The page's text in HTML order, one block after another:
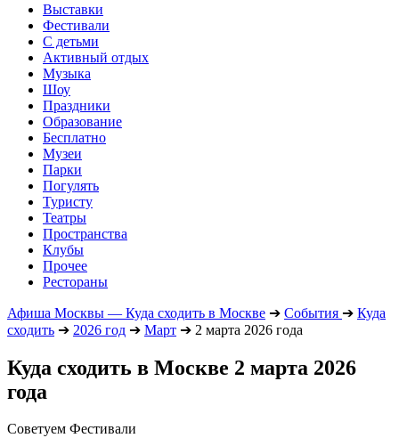
Выставки
Фестивали
С детьми
Активный отдых
Музыка
Шоу
Праздники
Образование
Бесплатно
Музеи
Парки
Погулять
Туристу
Театры
Пространства
Клубы
Прочее
Рестораны
Афиша Москвы — Куда сходить в Москве ➔ События ➔ Куда
сходить ➔ 2026 год ➔ Март ➔ 2 марта 2026 года
Куда сходить в Москве 2 марта 2026
года
Советуем Фестивали